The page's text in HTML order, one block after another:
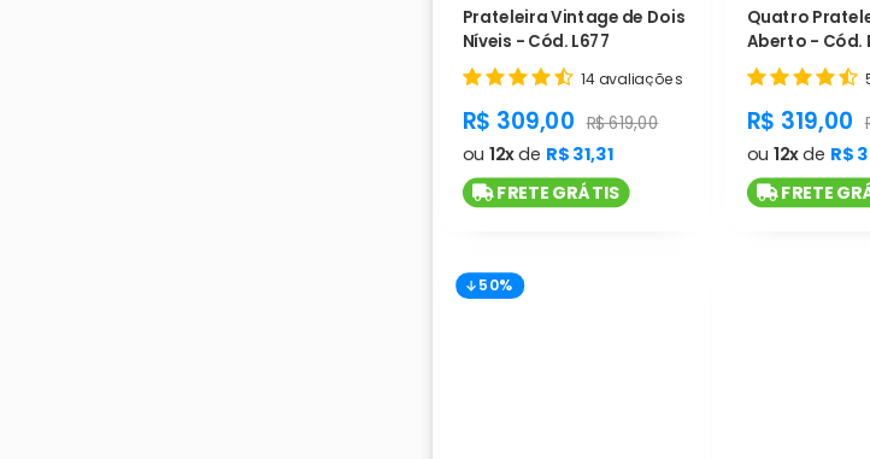
Prateleira Vintage de Dois
Níveis - Cód. L677
14 avaliações
product.general.sale_price
R$ 309,00 product.general.regular_price
R$ 619,00
ou 12xde R$ 31,31
FRETE GRÁTIS
Quatro
Aberto - Cód.
R$ 319,00
ou 12xde R$
FRETE
50%